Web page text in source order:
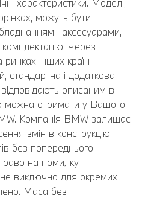
характеристики. Моделі,
можуть бути
і аксесуарами,
Через
ринках інших країн
стандартна і додаткова
описаним в
можна отримати у Вашого
Компанія BMW залишає
змін в конструкцію і
без попереднього
на помилку.
виключно для окремих
Маса без